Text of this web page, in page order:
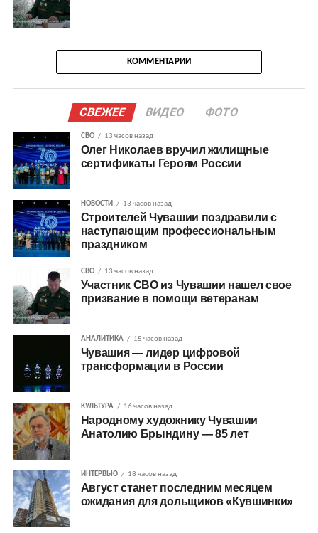
КОММЕНТАРИИ
СВЕЖЕЕ ВИДЕО ФОТО
СВО 13 часов назад
Олег Николаев вручил жилищные
сертификаты Героям России
НОВОСТИ 13 часов назад
Строителей Чувашии поздравили с
наступающим профессиональным
праздником
СВО 13 часов назад
Участник СВО из Чувашии нашел свое
призвание в помощи ветеранам
АНАЛИТИКА 15 часов назад
Чувашия — лидер цифровой
трансформации в России
КУЛЬТУРА 16 часов назад
Народному художнику Чувашии
Анатолию Брындину — 85 лет
ИНТЕРВЬЮ 18 часов назад
Август станет последним месяцем
ожидания для дольщиков «Кувшинки»